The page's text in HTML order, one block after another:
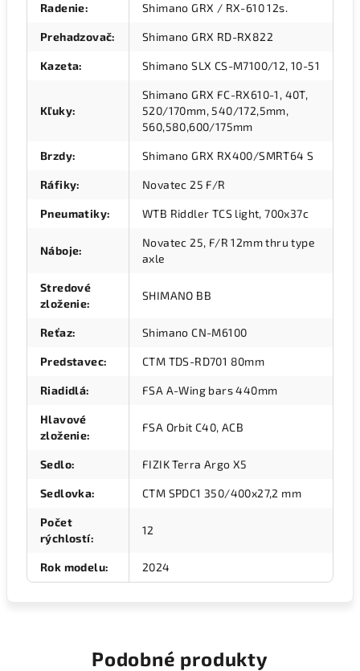
Radenie: Shimano GRX / RX-610 12s.
Prehadzovač: Shimano GRX RD-RX822
Kazeta: Shimano SLX CS-M7100/12, 10-51
Kľuky:
Shimano GRX FC-RX610-1, 40T,
520/170mm, 540/172,5mm,
560,580,600/175mm
Brzdy: Shimano GRX RX400/SMRT64 S
Ráfiky: Novatec 25 F/R
Pneumatiky: WTB Riddler TCS light, 700x37c
Náboje:
Novatec 25, F/R 12mm thru type
axle
Stredové
zloženie:
SHIMANO BB
Reťaz: Shimano CN-M6100
Predstavec: CTM TDS-RD701 80mm
Riadidlá: FSA A-Wing bars 440mm
Hlavové
zloženie:
FSA Orbit C40, ACB
Sedlo: FIZIK Terra Argo X5
Sedlovka: CTM SPDC1 350/400x27,2 mm
Počet
rýchlostí:
12
Rok modelu: 2024
Podobné produkty